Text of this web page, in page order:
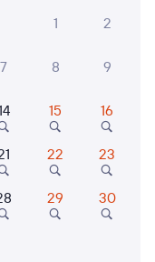
1
2
7 8 9
15 16
22 23
29 30